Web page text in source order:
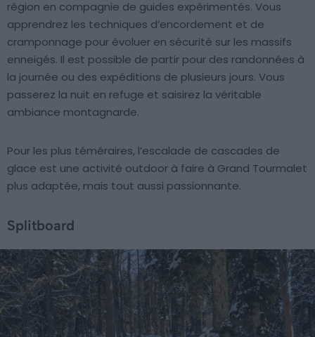
région en compagnie de guides expérimentés. Vous
apprendrez les techniques d’encordement et de
cramponnage pour évoluer en sécurité sur les massifs
enneigés. Il est possible de partir pour des randonnées à
la journée ou des expéditions de plusieurs jours. Vous
passerez la nuit en refuge et saisirez la véritable
ambiance montagnarde.
Pour les plus téméraires, l’escalade de cascades de
glace est une activité outdoor à faire à Grand Tourmalet
plus adaptée, mais tout aussi passionnante.
Splitboard